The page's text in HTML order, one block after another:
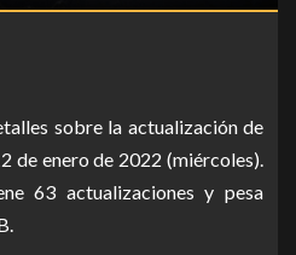
sobre la actualización de
de enero de 2022 (miércoles).
63 actualizaciones y pesa